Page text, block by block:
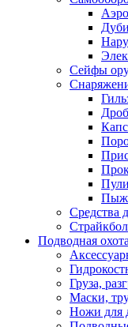
Сейфы
Средства
Страйкбол
Подводная охота
Груза,
Маски,
Ножи для